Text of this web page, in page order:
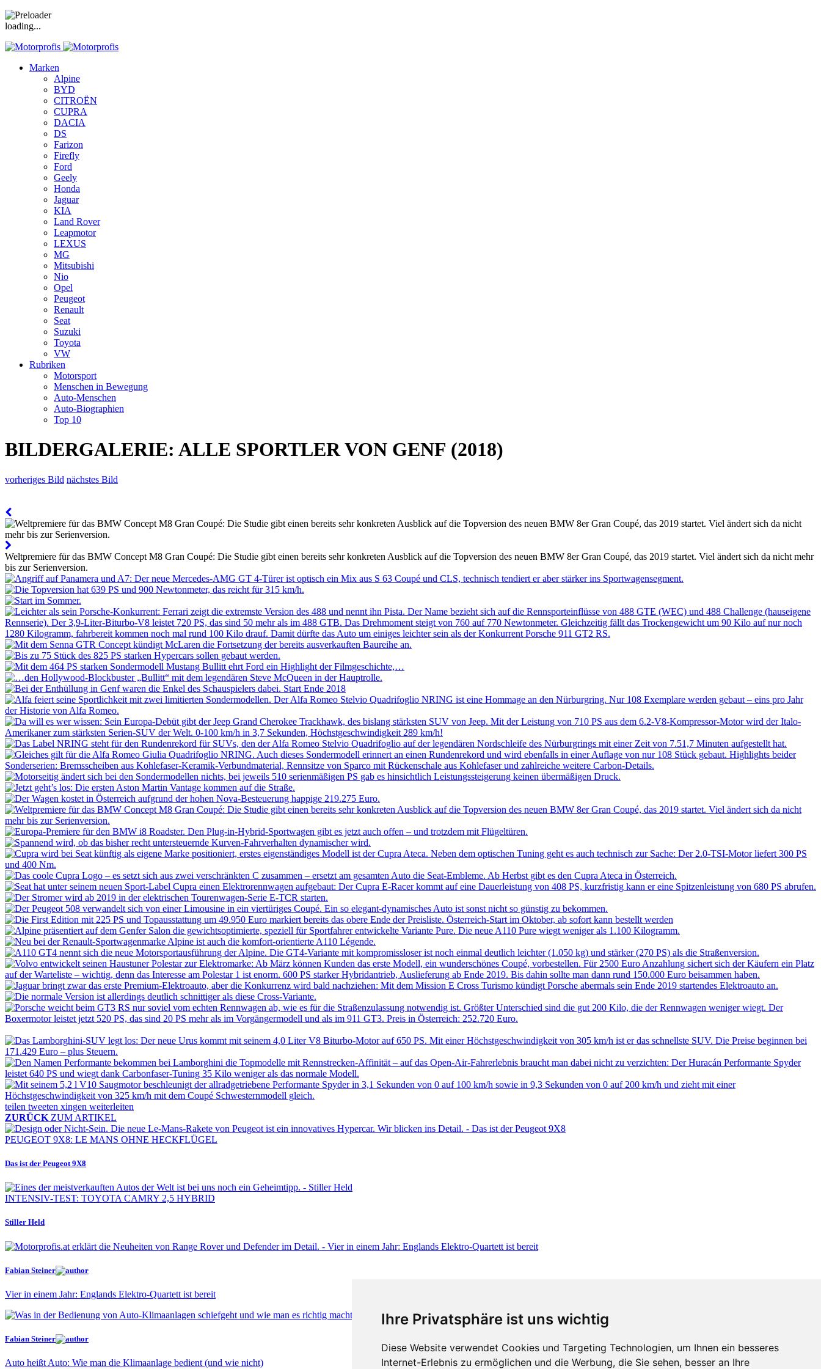
Ihre Privatsphäre ist uns wichtig
Diese Website verwendet Cookies und Targeting Technologien, um Ihnen ein besseres
Internet-Erlebnis zu ermöglichen und die Werbung, die Sie sehen, besser an Ihre
loading...
Marken
Alpine
BYD
CITROËN
CUPRA
DACIA
DS
Farizon
Firefly
Ford
Geely
Honda
Jaguar
KIA
Land Rover
Leapmotor
LEXUS
MG
Mitsubishi
Nio
Opel
Peugeot
Renault
Seat
Suzuki
Toyota
VW
Rubriken
Motorsport
Menschen in Bewegung
Auto-Menschen
Auto-Biographien
Top 10
BILDERGALERIE: ALLE SPORTLER VON GENF (2018)
vorheriges Bild nächstes Bild
Weltpremiere für das BMW Concept M8 Gran Coupé: Die Studie gibt einen bereits sehr konkreten Ausblick auf die Topversion des neuen BMW 8er Gran Coupé, das 2019 startet. Viel ändert sich da nicht mehr
bis zur Serienversion.
teilen tweeten xingen weiterleiten
ZURÜCK ZUM ARTIKEL
PEUGEOT 9X8: LE MANS OHNE HECKFLÜGEL
Das ist der Peugeot 9X8
INTENSIV-TEST: TOYOTA CAMRY 2,5 HYBRID
Stiller Held
Fabian Steiner
Vier in einem Jahr: Englands Elektro-Quartett ist bereit
Fabian Steiner
Auto heißt Auto: Wie man die Klimaanlage bedient (und wie nicht)